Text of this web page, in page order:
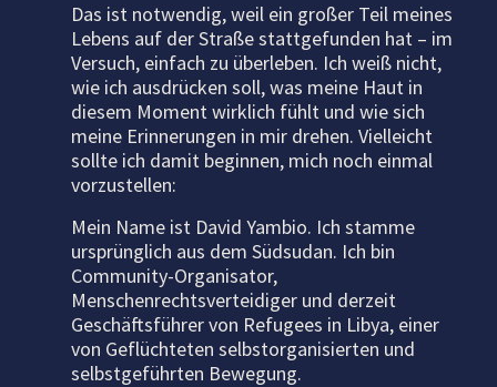
Das ist notwendig, weil ein großer Teil meines
Lebens auf der Straße stattgefunden hat – im
Versuch, einfach zu überleben. Ich weiß nicht,
wie ich ausdrücken soll, was meine Haut in
diesem Moment wirklich fühlt und wie sich
meine Erinnerungen in mir drehen. Vielleicht
sollte ich damit beginnen, mich noch einmal
vorzustellen:
Mein Name ist David Yambio. Ich stamme
ursprünglich aus dem Südsudan. Ich bin
Community-Organisator,
Menschenrechtsverteidiger und derzeit
Geschäftsführer von Refugees in Libya, einer
von Geflüchteten selbstorganisierten und
selbstgeführten Bewegung.